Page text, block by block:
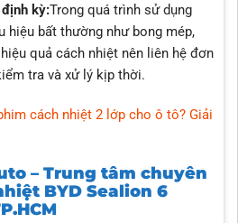
kỳ:Trong quá trình sử dụng
hiệu bất thường như bong mép,
quả cách nhiệt nên liên hệ đơn
tra và xử lý kịp thời.
cách nhiệt 2 lớp cho ô tô? Giải
– Trung tâm chuyên
BYD Sealion 6